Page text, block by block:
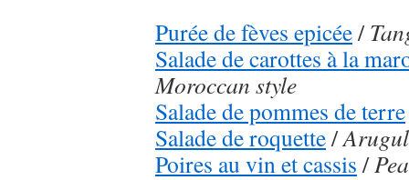
Purée de fèves epicée/
Salade de carottes à la
Moroccan style
Salade de pommes de terre
Salade de roquette/
Poires au vin et cassis /